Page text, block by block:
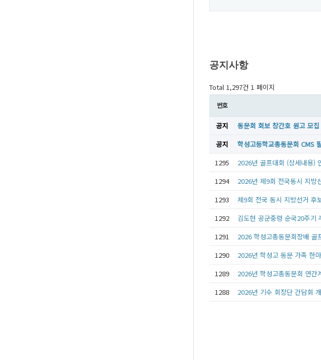
공지사항
Total 1,297건 1 페이지
번호
공지 동문회 회보 창간호 원고 모
공지
학성고등학교총동문회 CMS
1295
2026년 골프대회 (상세내용)
1294
2026년 제9회 전국동시 지방
1293
제9회 전국 동시 지방선거 후
1292
김도현 공군중령 순국20주기
1291
2026 학성고총동문회장배 골
1290
2026년 학성고 동문 가족 한
1289
2026년 학성고총동문회 연간
1288
2026년 기수 회장단 간담회